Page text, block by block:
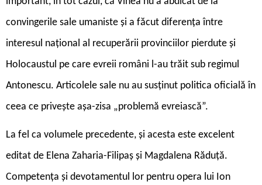
convingerile sale umaniste și a făcut diferența între
interesul național al recuperării provinciilor pierdute și
Holocaustul pe care evreii români l-au trăit sub regimul
Antonescu. Articolele sale nu au susținut politica oficială în
ceea ce privește așa-zisa „problemă evreiască”.
La fel ca volumele precedente, și acesta este excelent
editat de Elena Zaharia-Filipaș și Magdalena Răduță.
Competența și devotamentul lor pentru opera lui Ion